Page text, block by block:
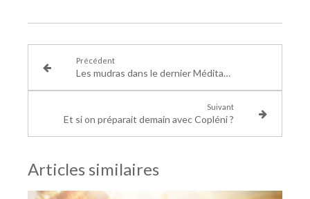
Précédent
Les mudras dans le dernier Méditation Magazine !
Suivant
Et si on préparait demain avec Copléni ?
Articles similaires